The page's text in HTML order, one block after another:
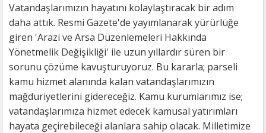
Vatandaşlarımızın hayatını kolaylaştıracak bir adım
daha attık. Resmi Gazete'de yayımlanarak yürürlüğe
giren 'Arazi ve Arsa Düzenlemeleri Hakkında
Yönetmelik Değişikliği' ile uzun yıllardır süren bir
sorunu çözüme kavuşturuyoruz. Bu kararla; parseli
kamu hizmet alanında kalan vatandaşlarımızın
mağduriyetlerini gidereceğiz. Kamu kurumlarımız ise;
vatandaşlarımıza hizmet edecek kamusal yatırımları
hayata geçirebileceği alanlara sahip olacak. Milletimize